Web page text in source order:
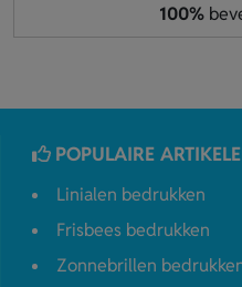
100%
POPULAIRE
Linialen bedrukken
Frisbees bedrukken
Zonnebrillen